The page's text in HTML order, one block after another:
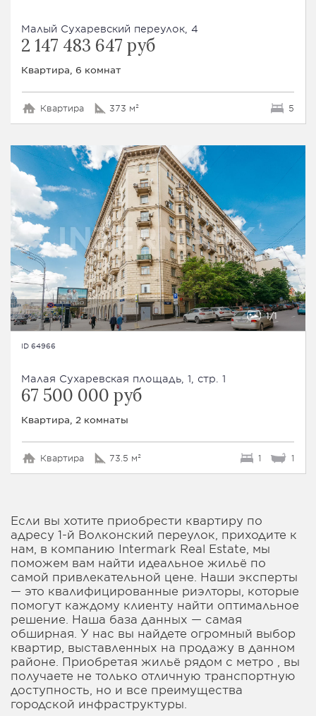
Малый Сухаревский переулок, 4
2 147 483 647 руб
Квартира, 6 комнат
Квартира 373 м² 5
1 1
ID 64966
Малая Сухаревская площадь, 1, стр. 1
67 500 000 руб
Квартира, 2 комнаты
Квартира 73.5 м² 1 1
Если вы хотите приобрести квартиру по
адресу 1-й Волконский переулок, приходите к
нам, в компанию Intermark Real Estate, мы
поможем вам найти идеальное жильё по
самой привлекательной цене. Наши эксперты
— это квалифицированные риэлторы, которые
помогут каждому клиенту найти оптимальное
решение. Наша база данных — самая
обширная. У нас вы найдете огромный выбор
квартир, выставленных на продажу в данном
районе. Приобретая жильё рядом с метро , вы
получаете не только отличную транспортную
доступность, но и все преимущества
городской инфраструктуры.